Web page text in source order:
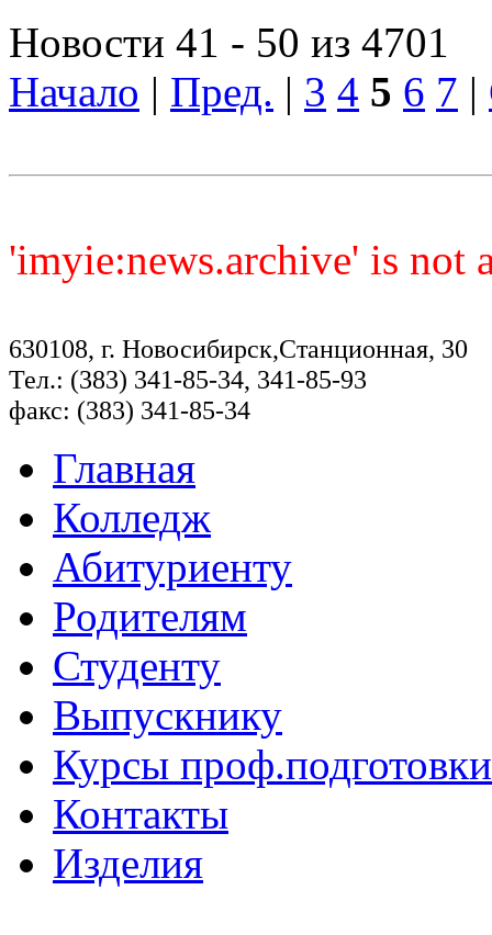
Новости 41 - 50 из 4701
Начало | Пред. | 3 4 5 6 7 |
'imyie:news.archive' is not
630108, г. Новосибирск,Станционная, 30
Тел.: (383) 341-85-34, 341-85-93
факс: (383) 341-85-34
Главная
Колледж
Абитуриенту
Родителям
Студенту
Выпускнику
Курсы проф.подготовки
Контакты
Изделия